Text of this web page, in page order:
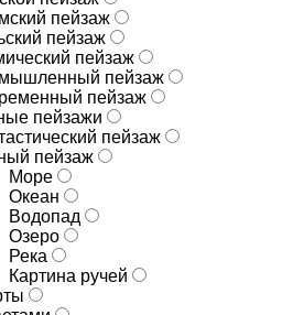
пейзаж
пейзаж
пейзаж
пейзаж
пейзаж
пейзажи
пейзаж
пейзаж
Море
Океан
Водопад
Озеро
Река
Картина ручей